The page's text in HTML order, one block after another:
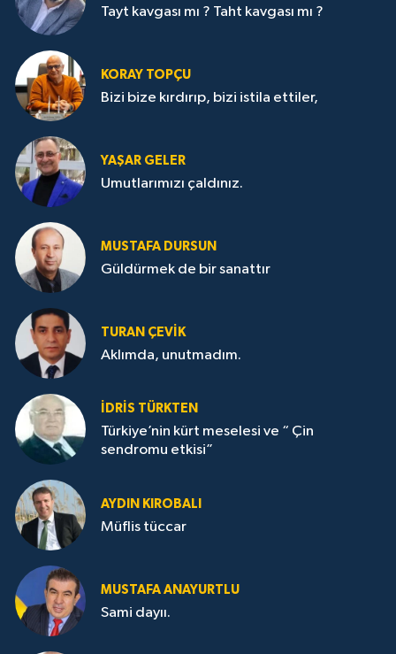
Tayt kavgası mı ? Taht kavgası mı ?
KORAY TOPÇU
Bizi bize kırdırıp, bizi istila ettiler,
YAŞAR GELER
Umutlarımızı çaldınız.
MUSTAFA DURSUN
Güldürmek de bir sanattır
TURAN ÇEVİK
Aklımda, unutmadım.
İDRİS TÜRKTEN
Türkiye’nin kürt meselesi ve “ Çin
sendromu etkisi”
AYDIN KIROBALI
Müflis tüccar
MUSTAFA ANAYURTLU
Sami dayıı.